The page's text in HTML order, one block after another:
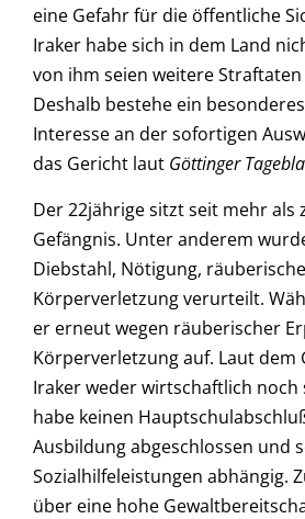
eine Gefahr für die öffentliche
Iraker habe sich in dem Land
von ihm seien weitere
Deshalb bestehe ein
Interesse an der sofortigen
das Gericht laut Göttinger
Der 22jährige sitzt seit mehr als
Gefängnis. Unter anderem
Diebstahl, Nötigung,
Körperverletzung verurteilt.
er erneut wegen räuberischer
Körperverletzung auf. Laut dem
Iraker weder wirtschaftlich
habe keinen
Ausbildung abgeschlossen und
Sozialhilfeleistungen abhängig.
über eine hohe